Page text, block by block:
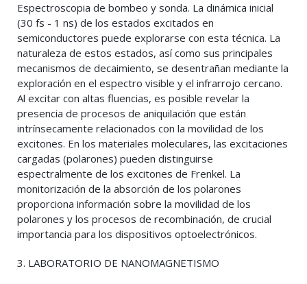
Espectroscopia de bombeo y sonda. La dinámica inicial
(30 fs - 1 ns) de los estados excitados en
semiconductores puede explorarse con esta técnica. La
naturaleza de estos estados, así como sus principales
mecanismos de decaimiento, se desentrañan mediante la
exploración en el espectro visible y el infrarrojo cercano.
Al excitar con altas fluencias, es posible revelar la
presencia de procesos de aniquilación que están
intrínsecamente relacionados con la movilidad de los
excitones. En los materiales moleculares, las excitaciones
cargadas (polarones) pueden distinguirse
espectralmente de los excitones de Frenkel. La
monitorización de la absorción de los polarones
proporciona información sobre la movilidad de los
polarones y los procesos de recombinación, de crucial
importancia para los dispositivos optoelectrónicos.
3. LABORATORIO DE NANOMAGNETISMO